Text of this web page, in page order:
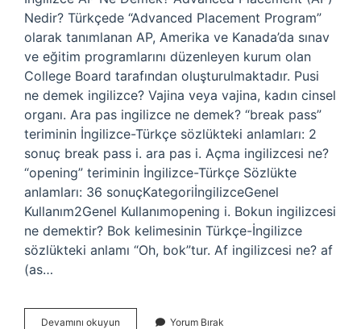
Nedir? Türkçede “Advanced Placement Program”
olarak tanımlanan AP, Amerika ve Kanada’da sınav
ve eğitim programlarını düzenleyen kurum olan
College Board tarafından oluşturulmaktadır. Pusi
ne demek ingilizce? Vajina veya vajina, kadın cinsel
organı. Ara pas ingilizce ne demek? “break pass”
teriminin İngilizce-Türkçe sözlükteki anlamları: 2
sonuç break pass i. ara pas i. Açma ingilizcesi ne?
“opening” teriminin İngilizce-Türkçe Sözlükte
anlamları: 36 sonuçKategoriİngilizceGenel
Kullanım2Genel Kullanımopening i. Bokun ingilizcesi
ne demektir? Bok kelimesinin Türkçe-İngilizce
sözlükteki anlamı “Oh, bok”tur. Af ingilizcesi ne? af
(as…
Devamını okuyun Yorum Bırak